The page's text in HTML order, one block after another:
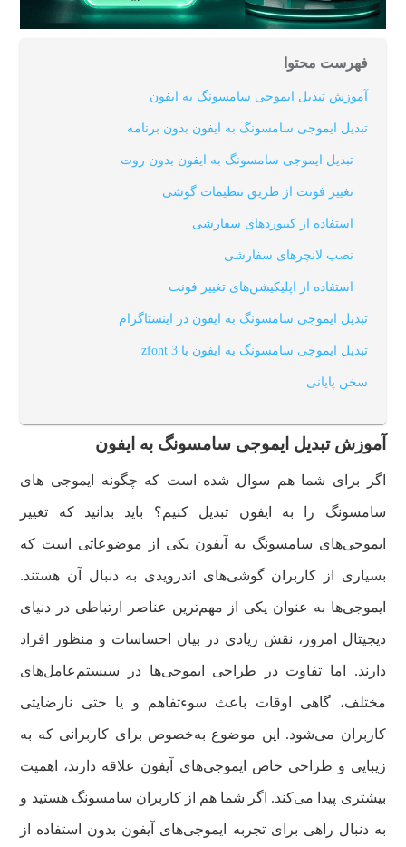
فهرست محتوا
آموزش تبدیل ایموجی سامسونگ به ایفون
تبدیل ایموجی سامسونگ به ایفون بدون برنامه
تبدیل ایموجی سامسونگ به ایفون بدون روت
تغییر فونت از طریق تنظیمات گوشی
استفاده از کیبوردهای سفارشی
نصب لانچرهای سفارشی
استفاده از اپلیکیشن‌های تغییر فونت
تبدیل ایموجی سامسونگ به ایفون در اینستاگرام
تبدیل ایموجی سامسونگ به ایفون با zfont 3
سخن پایانی
آموزش تبدیل ایموجی سامسونگ به ایفون
اگر برای شما هم سوال شده است که چگونه ایموجی های
سامسونگ را به ایفون تبدیل کنیم؟ باید بدانید که تغییر
ایموجی‌های سامسونگ به آیفون یکی از موضوعاتی است که
بسیاری از کاربران گوشی‌های اندرویدی به دنبال آن هستند.
ایموجی‌ها به عنوان یکی از مهم‌ترین عناصر ارتباطی در دنیای
دیجیتال امروز، نقش زیادی در بیان احساسات و منظور افراد
دارند. اما تفاوت در طراحی ایموجی‌ها در سیستم‌عامل‌های
مختلف، گاهی اوقات باعث سوءتفاهم و یا حتی نارضایتی
کاربران می‌شود. این موضوع به‌خصوص برای کاربرانی که به
زیبایی و طراحی خاص ایموجی‌های آیفون علاقه دارند، اهمیت
بیشتری پیدا می‌کند. اگر شما هم از کاربران سامسونگ هستید و
به دنبال راهی برای تجربه ایموجی‌های آیفون بدون استفاده از